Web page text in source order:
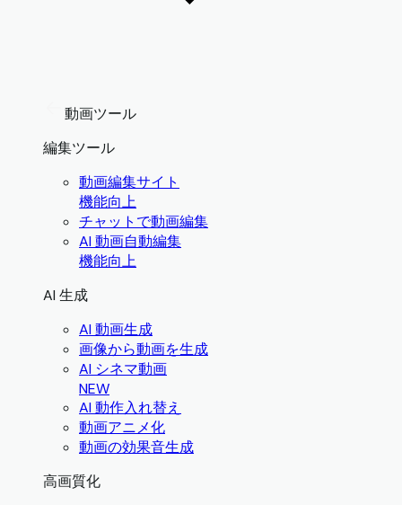
動画ツール
編集ツール
動画編集サイト
機能向上
チャットで動画編集
AI 動画自動編集
機能向上
AI 生成
AI 動画生成
画像から動画を生成
AI シネマ動画
NEW
AI 動作入れ替え
動画アニメ化
動画の効果音生成
高画質化